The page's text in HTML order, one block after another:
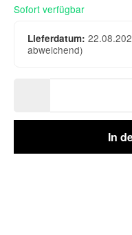
Sofort verfügbar
Lieferdatum:
abweichend)
In